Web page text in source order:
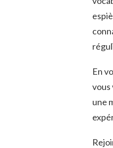
En
vous
une